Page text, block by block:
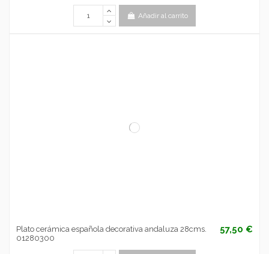
Añadir al carrito
Plato cerámica española decorativa andaluza 28cms.
01280300
57,50 €